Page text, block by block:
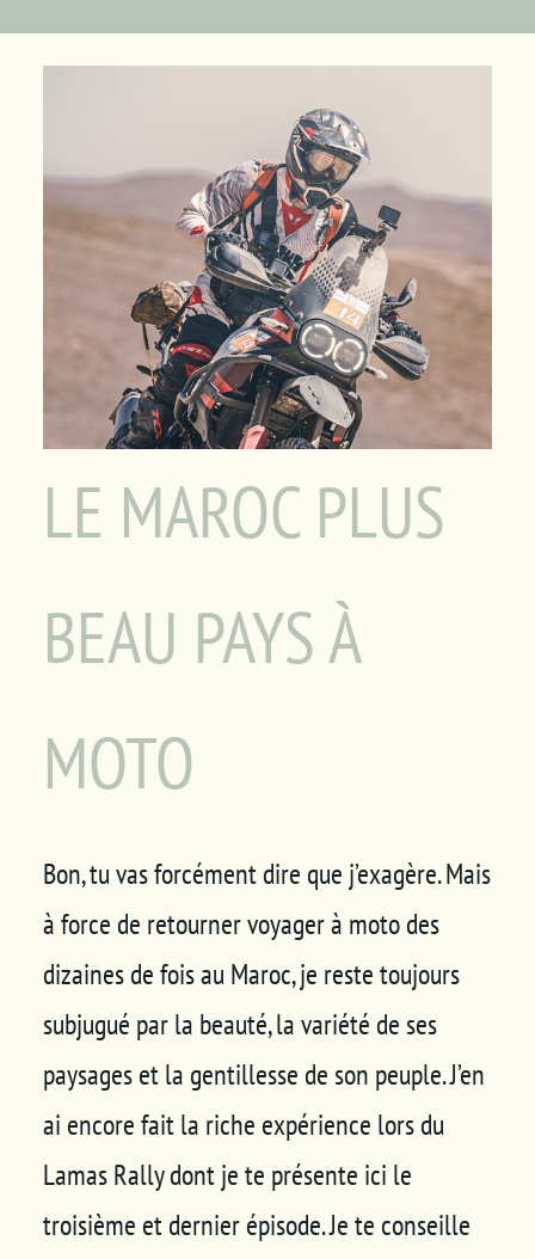
LE MAROC PLUS
BEAU PAYS À
MOTO
Bon, tu vas forcément dire que j’exagère. Mais
à force de retourner voyager à moto des
dizaines de fois au Maroc, je reste toujours
subjugué par la beauté, la variété de ses
paysages et la gentillesse de son peuple. J’en
ai encore fait la riche expérience lors du
Lamas Rally dont je te présente ici le
troisième et dernier épisode. Je te conseille